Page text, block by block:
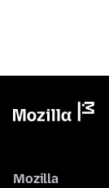
Mozilla